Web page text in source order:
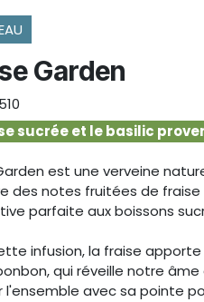
Garden
sucrée et le basilic
est une verveine
des notes fruitées de
parfaite aux boissons
infusion, la fraise
qui réveille notre âme
l'ensemble avec sa pointe